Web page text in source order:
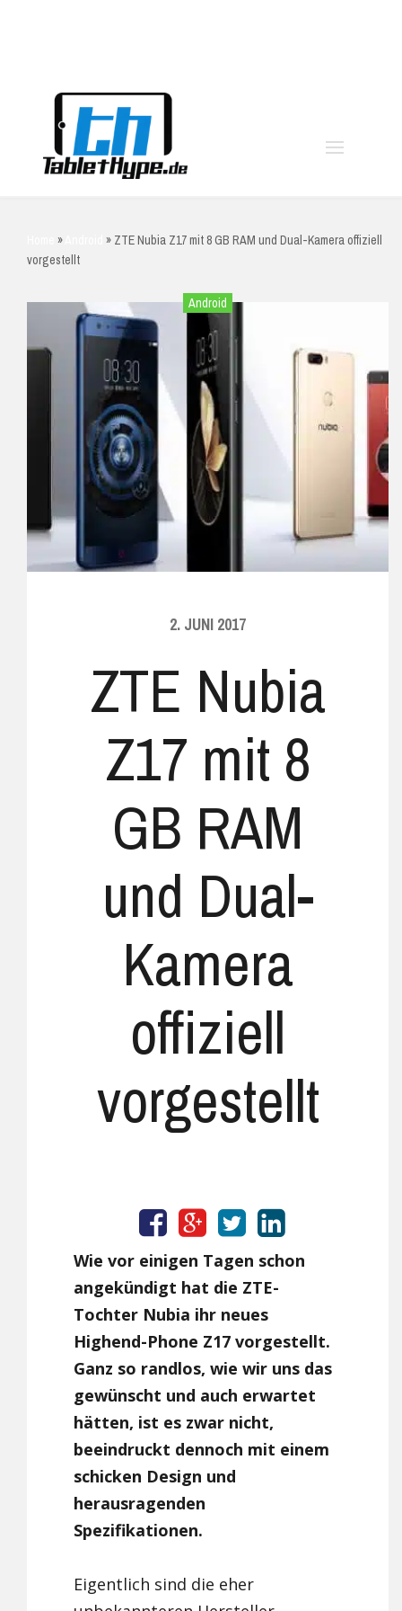
» » ZTE Nubia Z17 mit 8 GB RAM und Dual-Kamera offiziell
vorgestellt
Android
2. JUNI 2017
ZTE Nubia
Z17 mit 8
GB RAM
und Dual-
Kamera
offiziell
vorgestellt
Wie vor einigen Tagen schon
angekündigt hat die ZTE-
Tochter Nubia ihr neues
Highend-Phone Z17 vorgestellt.
Ganz so randlos, wie wir uns das
gewünscht und auch erwartet
hätten, ist es zwar nicht,
beeindruckt dennoch mit einem
schicken Design und
herausragenden
Spezifikationen.
Eigentlich sind die eher